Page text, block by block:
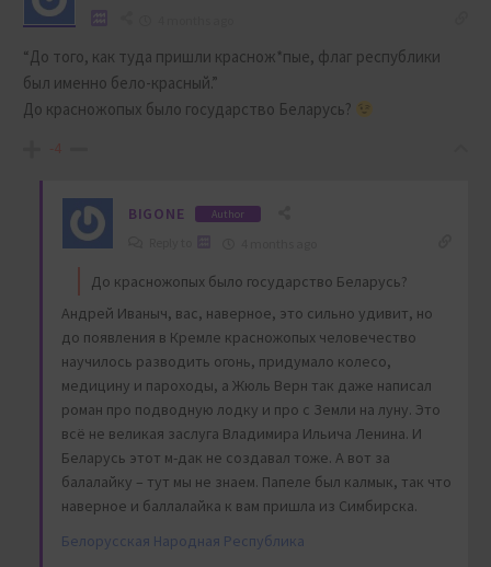
“До того, как туда пришли краснож*пые, флаг республики
был именно бело-красный.”
До красножопых было государство Беларусь?
BIGONE Author
До красножопых было государство Беларусь?
Андрей Иваныч, вас, наверное, это сильно удивит, но
до появления в Кремле красножопых человечество
научилось разводить огонь, придумало колесо,
медицину и пароходы, а Жюль Верн так даже написал
роман про подводную лодку и про с Земли на луну. Это
всё не великая заслуга Владимира Ильича Ленина. И
Беларусь этот м-дак не создавал тоже. А вот за
балалайку – тут мы не знаем. Папеле был калмык, так что
наверное и баллалайка к вам пришла из Симбирска.
Белорусская Народная Республика